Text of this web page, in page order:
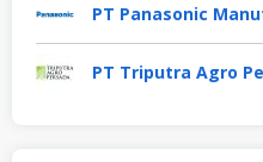
PT Panasonic
PT Triputra Agro